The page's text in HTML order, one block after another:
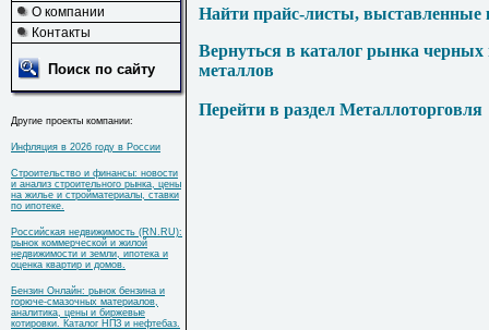
О компании
Контакты
Поиск по сайту
Другие проекты компании:
Инфляция в 2026 году в России
Строительство и финансы: новости
и анализ строительного рынка, цены
на жилье и стройматериалы, ставки
по ипотеке.
Российская недвижимость (RN.RU):
рынок коммерческой и жилой
недвижимости и земли, ипотека и
оценка квартир и домов.
Бензин Онлайн: рынок бензина и
горюче-смазочных материалов,
аналитика, цены и биржевые
котировки. Каталог НПЗ и нефтебаз.
Найти прайс-листы, выставленные
Вернуться в каталог рынка
металлов
Перейти в раздел Металлоторговля